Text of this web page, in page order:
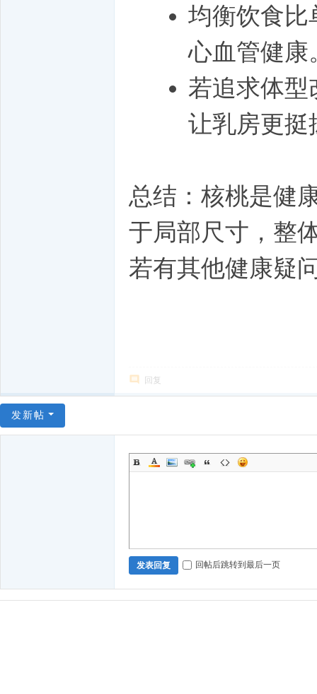
均衡饮食比
心血管健康
若追求体型
让乳房更挺
总结：核桃是健
若有其他健康疑
回复
发新帖
发表回复 回帖后跳转到最后一页